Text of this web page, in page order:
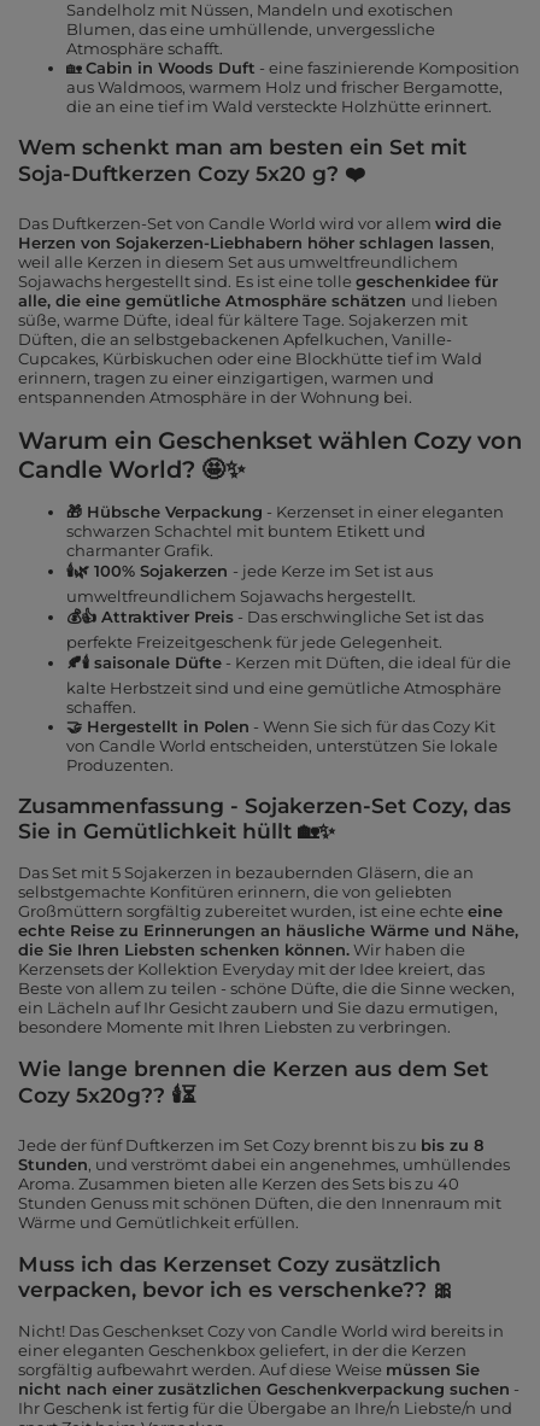
Sandelholz mit Nüssen, Mandeln und exotischen
Blumen, das eine umhüllende, unvergessliche
Atmosphäre schafft.
🏡Cabin in Woods Duft - eine faszinierende Komposition
aus Waldmoos, warmem Holz und frischer Bergamotte,
die an eine tief im Wald versteckte Holzhütte erinnert.
Wem schenkt man am besten ein Set mit
Soja-Duftkerzen Cozy 5x20 g? ❤️
Das Duftkerzen-Set von Candle World wird vor allem wird die
Herzen von Sojakerzen-Liebhabern höher schlagen lassen,
weil alle Kerzen in diesem Set aus umweltfreundlichem
Sojawachs hergestellt sind. Es ist eine tolle geschenkidee für
alle, die eine gemütliche Atmosphäre schätzen und lieben
süße, warme Düfte, ideal für kältere Tage. Sojakerzen mit
Düften, die an selbstgebackenen Apfelkuchen, Vanille-
Cupcakes, Kürbiskuchen oder eine Blockhütte tief im Wald
erinnern, tragen zu einer einzigartigen, warmen und
entspannenden Atmosphäre in der Wohnung bei.
Warum ein Geschenkset wählen Cozy von
Candle World? 🤩✨
🎁 Hübsche Verpackung - Kerzenset in einer eleganten
schwarzen Schachtel mit buntem Etikett und
charmanter Grafik.
🕯️🌿 100% Sojakerzen - jede Kerze im Set ist aus
umweltfreundlichem Sojawachs hergestellt.
💰👍 Attraktiver Preis - Das erschwingliche Set ist das
perfekte Freizeitgeschenk für jede Gelegenheit.
🍂🕯️ saisonale Düfte - Kerzen mit Düften, die ideal für die
kalte Herbstzeit sind und eine gemütliche Atmosphäre
schaffen.
🤝 Hergestellt in Polen - Wenn Sie sich für das Cozy Kit
von Candle World entscheiden, unterstützen Sie lokale
Produzenten.
Zusammenfassung - Sojakerzen-Set Cozy, das
Sie in Gemütlichkeit hüllt 🏡✨
Das Set mit 5 Sojakerzen in bezaubernden Gläsern, die an
selbstgemachte Konfitüren erinnern, die von geliebten
Großmüttern sorgfältig zubereitet wurden, ist eine echte eine
echte Reise zu Erinnerungen an häusliche Wärme und Nähe,
die Sie Ihren Liebsten schenken können.Wir haben die
Kerzensets der Kollektion Everyday mit der Idee kreiert, das
Beste von allem zu teilen - schöne Düfte, die die Sinne wecken,
ein Lächeln auf Ihr Gesicht zaubern und Sie dazu ermutigen,
besondere Momente mit Ihren Liebsten zu verbringen.
Wie lange brennen die Kerzen aus dem Set
Cozy 5x20g?? 🕯⏳
Jede der fünf Duftkerzen im Set Cozy brennt bis zu bis zu 8
Stunden, und verströmt dabei ein angenehmes, umhüllendes
Aroma. Zusammen bieten alle Kerzen des Sets bis zu 40
Stunden Genuss mit schönen Düften, die den Innenraum mit
Wärme und Gemütlichkeit erfüllen.
Muss ich das Kerzenset Cozy zusätzlich
verpacken, bevor ich es verschenke?? 🎀
Nicht! Das Geschenkset Cozy von Candle World wird bereits in
einer eleganten Geschenkbox geliefert, in der die Kerzen
sorgfältig aufbewahrt werden. Auf diese Weise müssen Sie
nicht nach einer zusätzlichen Geschenkverpackung suchen -
Ihr Geschenk ist fertig für die Übergabe an Ihre/n Liebste/n und